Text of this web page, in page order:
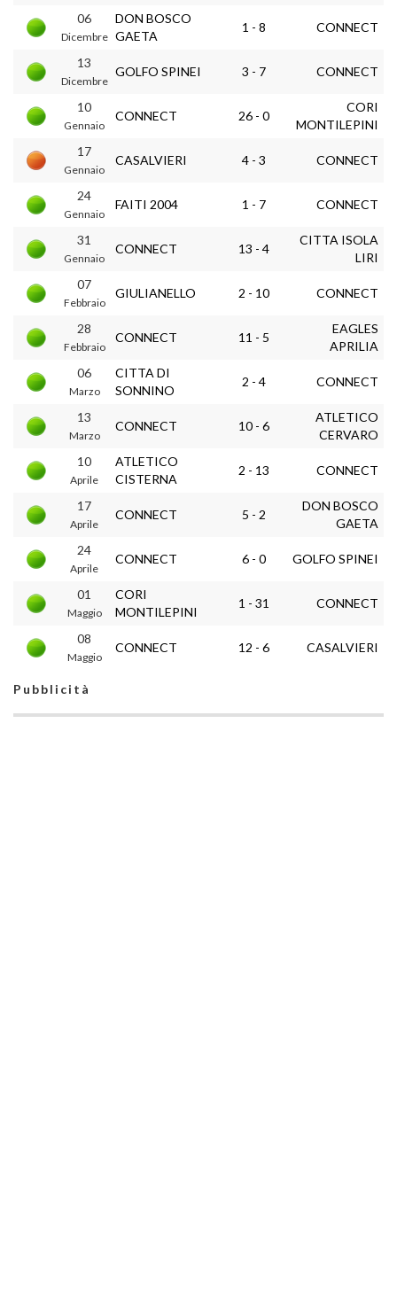
06
Dicembre
DON BOSCO
GAETA
1 - 8 CONNECT
13
Dicembre
GOLFO SPINEI 3 - 7 CONNECT
10
Gennaio
CONNECT 26 - 0
CORI
MONTILEPINI
17
Gennaio
CASALVIERI 4 - 3 CONNECT
24
Gennaio
FAITI 2004 1 - 7 CONNECT
31
Gennaio
CONNECT 13 - 4
CITTA ISOLA
LIRI
07
Febbraio
GIULIANELLO 2 - 10 CONNECT
28
Febbraio
CONNECT 11 - 5
EAGLES
APRILIA
06
Marzo
CITTA DI
SONNINO
2 - 4 CONNECT
13
Marzo
CONNECT 10 - 6
ATLETICO
CERVARO
10
Aprile
ATLETICO
CISTERNA
2 - 13 CONNECT
17
Aprile
CONNECT 5 - 2
DON BOSCO
GAETA
24
Aprile
CONNECT 6 - 0 GOLFO SPINEI
01
Maggio
CORI
MONTILEPINI
1 - 31 CONNECT
08
Maggio
CONNECT 12 - 6 CASALVIERI
Pubblicità